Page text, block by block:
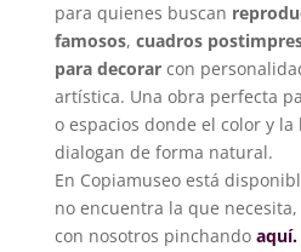
para quienes buscan
famosos, cuadros
para decorarcon
artística. Una obra perfecta
o espacios donde el color y
dialogan de forma natural.
En Copiamuseo está
no encuentra la que
con nosotros pinchando aquí.